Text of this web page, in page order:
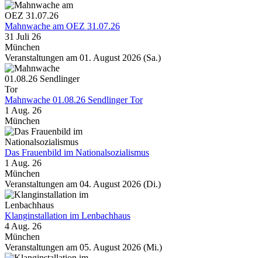
Mahnwache am OEZ 31.07.26
31 Juli 26
München
Veranstaltungen am 01. August 2026 (Sa.)
Mahnwache 01.08.26 Sendlinger Tor
1 Aug. 26
München
Das Frauenbild im Nationalsozialismus
1 Aug. 26
München
Veranstaltungen am 04. August 2026 (Di.)
Klanginstallation im Lenbachhaus
4 Aug. 26
München
Veranstaltungen am 05. August 2026 (Mi.)